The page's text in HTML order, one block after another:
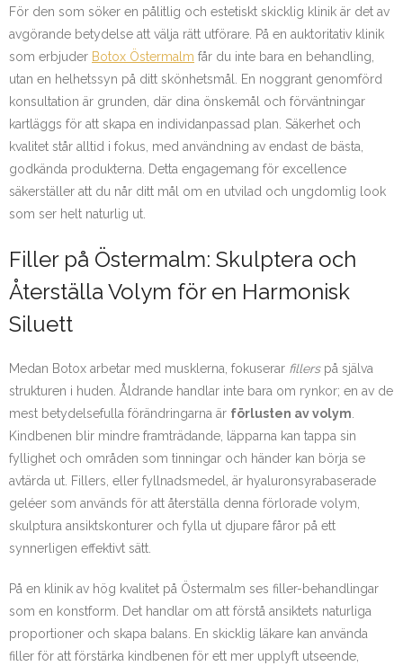
För den som söker en pålitlig och estetiskt skicklig klinik är det av
avgörande betydelse att välja rätt utförare. På en auktoritativ klinik
som erbjuder Botox Östermalm får du inte bara en behandling,
utan en helhetssyn på ditt skönhetsmål. En noggrant genomförd
konsultation är grunden, där dina önskemål och förväntningar
kartläggs för att skapa en individanpassad plan. Säkerhet och
kvalitet står alltid i fokus, med användning av endast de bästa,
godkända produkterna. Detta engagemang för excellence
säkerställer att du når ditt mål om en utvilad och ungdomlig look
som ser helt naturlig ut.
Filler på Östermalm: Skulptera och
Återställa Volym för en Harmonisk
Siluett
Medan Botox arbetar med musklerna, fokuserar fillerspå själva
strukturen i huden. Åldrande handlar inte bara om rynkor; en av de
mest betydelsefulla förändringarna är förlusten av volym.
Kindbenen blir mindre framträdande, läpparna kan tappa sin
fyllighet och områden som tinningar och händer kan börja se
avtärda ut. Fillers, eller fyllnadsmedel, är hyaluronsyrabaserade
geléer som används för att återställa denna förlorade volym,
skulptura ansiktskonturer och fylla ut djupare fåror på ett
synnerligen effektivt sätt.
På en klinik av hög kvalitet på Östermalm ses filler-behandlingar
som en konstform. Det handlar om att förstå ansiktets naturliga
proportioner och skapa balans. En skicklig läkare kan använda
filler för att förstärka kindbenen för ett mer upplyft utseende,